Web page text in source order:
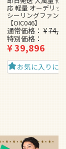
応 軽量 オーデリッ
シーリングファン
【OIC046】
通常価格 ¥
特別価格
¥39,896
お気に入りに